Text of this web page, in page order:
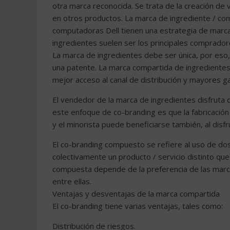
otra marca reconocida. Se trata de la creación
en otros productos. La marca de ingrediente /
computadoras Dell tienen una estrategia de
ingredientes suelen ser los principales
La marca de ingredientes debe ser única, por
una patente. La marca compartida de
mejor acceso al canal de distribución y mayores
El vendedor de la marca de ingredientes disfruta
este enfoque de co-branding es que la
y el minorista puede beneficiarse también, al
El co-branding compuesto se refiere al uso de
colectivamente un producto / servicio distinto
compuesta depende de la preferencia de las
entre ellas.
Ventajas y desventajas de la marca compartida
El co-branding tiene varias ventajas, tales como:
Distribución de riesgos.